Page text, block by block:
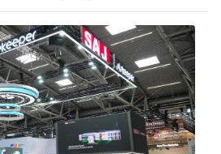
oplossingen voor een
toekomst.